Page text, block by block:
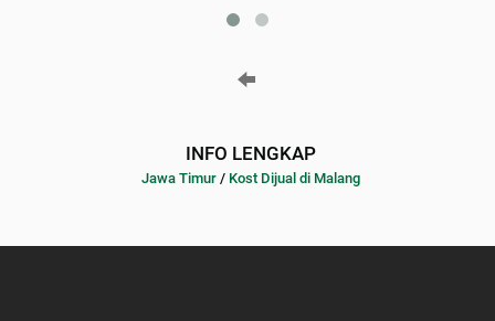
INFO LENGKAP
Jawa Timur / Kost Dijual di Malang